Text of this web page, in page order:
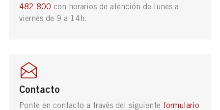
482 800 con horarios de atención de lunes a
viernes de 9 a 14h.
Contacto
Ponte en contacto a través del siguiente formulario